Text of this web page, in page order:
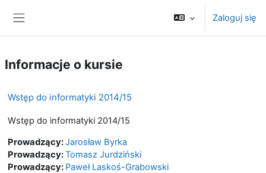
Zaloguj się
Informacje o kursie
Wstęp do informatyki 2014/15
Wstęp do informatyki 2014/15
Prowadzący:Jarosław Byrka
Prowadzący:Tomasz Jurdziński
Prowadzący: Paweł Laskoś-Grabowski